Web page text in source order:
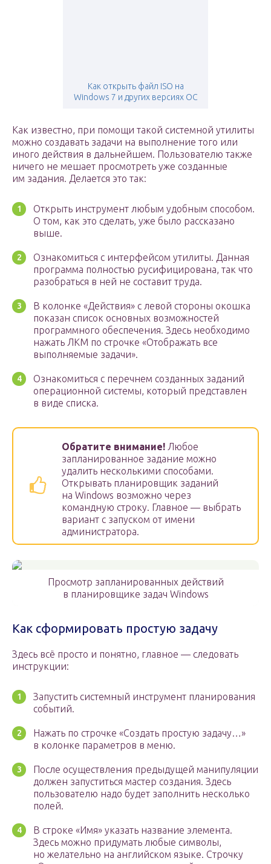
Как открыть файл ISO на
Windows 7 и других версиях ОС
Как известно, при помощи такой системной утилиты
можно создавать задачи на выполнение того или
иного действия в дальнейшем. Пользователю также
ничего не мешает просмотреть уже созданные
им задания. Делается это так:
Открыть инструмент любым удобным способом.
О том, как это сделать, уже было рассказано
выше.
Ознакомиться с интерфейсом утилиты. Данная
программа полностью русифицирована, так что
разобраться в ней не составит труда.
В колонке «Действия» с левой стороны окошка
показан список основных возможностей
программного обеспечения. Здесь необходимо
нажать ЛКМ по строчке «Отображать все
выполняемые задачи».
Ознакомиться с перечнем созданных заданий
операционной системы, который представлен
в виде списка.
Обратите внимание! Любое
запланированное задание можно
удалить несколькими способами.
Открывать планировщик заданий
на Windows возможно через
командную строку. Главное — выбрать
вариант с запуском от имени
администратора.
Просмотр запланированных действий
в планировщике задач Windows
Как сформировать простую задачу
Здесь всё просто и понятно, главное — следовать
инструкции:
Запустить системный инструмент планирования
событий.
Нажать по строчке «Создать простую задачу…»
в колонке параметров в меню.
После осуществления предыдущей манипуляции
должен запуститься мастер создания. Здесь
пользователю надо будет заполнить несколько
полей.
В строке «Имя» указать название элемента.
Здесь можно придумать любые символы,
но желательно на английском языке. Строчку